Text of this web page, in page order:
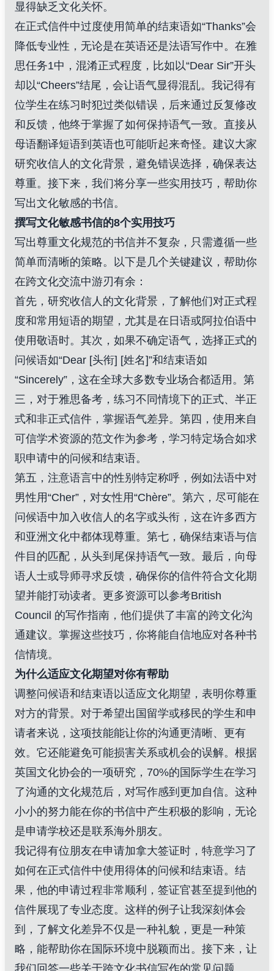
显得缺乏文化关怀。
在正式信件中过度使用简单的结束语如“Thanks”会
降低专业性，无论是在英语还是法语写作中。在雅
思任务1中，混淆正式程度，比如以“Dear Sir”开头
却以“Cheers”结尾，会让语气显得混乱。我记得有
位学生在练习时犯过类似错误，后来通过反复修改
和反馈，他终于掌握了如何保持语气一致。直接从
母语翻译短语到英语也可能听起来奇怪。建议大家
研究收信人的文化背景，避免错误选择，确保表达
尊重。接下来，我们将分享一些实用技巧，帮助你
写出文化敏感的书信。
撰写文化敏感书信的8个实用技巧
写出尊重文化规范的书信并不复杂，只需遵循一些
简单而清晰的策略。以下是几个关键建议，帮助你
在跨文化交流中游刃有余：
首先，研究收信人的文化背景，了解他们对正式程
度和常用短语的期望，尤其是在日语或阿拉伯语中
使用敬语时。其次，如果不确定语气，选择正式的
问候语如“Dear [头衔] [姓名]”和结束语如
“Sincerely”，这在全球大多数专业场合都适用。第
三，对于雅思备考，练习不同情境下的正式、半正
式和非正式信件，掌握语气差异。第四，使用来自
可信学术资源的范文作为参考，学习特定场合如求
职申请中的问候和结束语。
第五，注意语言中的性别特定称呼，例如法语中对
男性用“Cher”，对女性用“Chère”。第六，尽可能在
问候语中加入收信人的名字或头衔，这在许多西方
和亚洲文化中都体现尊重。第七，确保结束语与信
件目的匹配，从头到尾保持语气一致。最后，向母
语人士或导师寻求反馈，确保你的信件符合文化期
望并能打动读者。更多资源可以参考British
Council 的写作指南，他们提供了丰富的跨文化沟
通建议。掌握这些技巧，你将能自信地应对各种书
信情境。
为什么适应文化期望对你有帮助
调整问候语和结束语以适应文化期望，表明你尊重
对方的背景。对于希望出国留学或移民的学生和申
请者来说，这项技能能让你的沟通更清晰、更有
效。它还能避免可能损害关系或机会的误解。根据
英国文化协会的一项研究，70%的国际学生在学习
了沟通的文化规范后，对写作感到更加自信。这种
小小的努力能在你的书信中产生积极的影响，无论
是申请学校还是联系海外朋友。
我记得有位朋友在申请加拿大签证时，特意学习了
如何在正式信件中使用得体的问候和结束语。结
果，他的申请过程非常顺利，签证官甚至提到他的
信件展现了专业态度。这样的例子让我深刻体会
到，了解文化差异不仅是一种礼貌，更是一种策
略，能帮助你在国际环境中脱颖而出。接下来，让
我们回答一些关于跨文化书信写作的常见问题。